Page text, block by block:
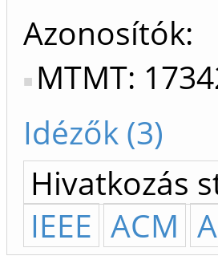
Azonosítók
MTMT:
Idézők (3)
Hivatkozás
IEEE ACM